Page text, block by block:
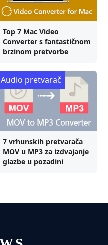
Top 7 Mac Video
Converter s fantastičnom
brzinom pretvorbe
7 vrhunskih pretvarača
MOV u MP3 za izdvajanje
glazbe u pozadini
Audio pretvarač